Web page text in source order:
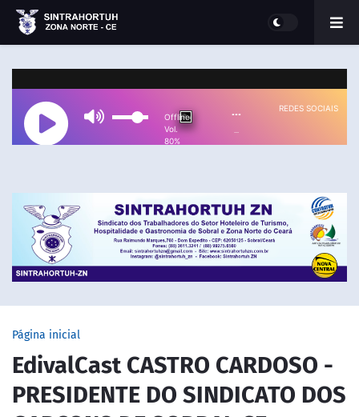
Página inicial
EdivalCast CASTRO CARDOSO -
PRESIDENTE DO SINDICATO DOS